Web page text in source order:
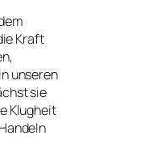
Kraft
unseren
sie
Klugheit